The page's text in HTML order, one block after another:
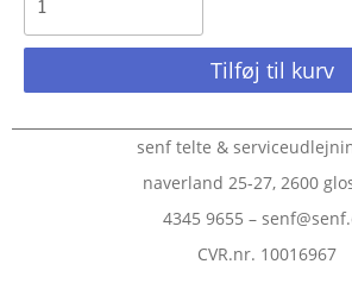
Tilføj til kurv
senf telte &
naverland 25-27, 2600
4345 9655 –
CVR.nr. 10016967